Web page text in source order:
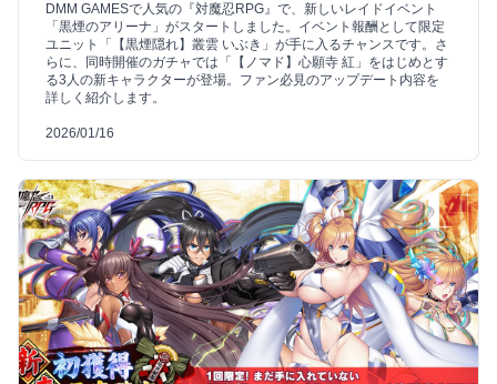
DMM GAMESで人気の『対魔忍RPG』で、新しいレイドイベント
「黒煙のアリーナ」がスタートしました。イベント報酬として限定
ユニット「【黒煙隠れ】叢雲 いぶき」が手に入るチャンスです。さ
らに、同時開催のガチャでは「【ノマド】心願寺 紅」をはじめとす
る3人の新キャラクターが登場。ファン必見のアップデート内容を
詳しく紹介します。
2026/01/16